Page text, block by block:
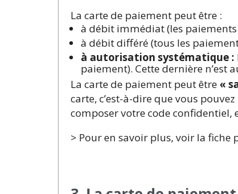
La carte de paiement peut être :
à débit immédiat (les
à débit différé (tous les
à autorisation systématique :
paiement). Cette dernière n’est
La carte de paiement peut être «
carte, c’est-à-dire que vous
composer votre code
> Pour en savoir plus, voir la fiche